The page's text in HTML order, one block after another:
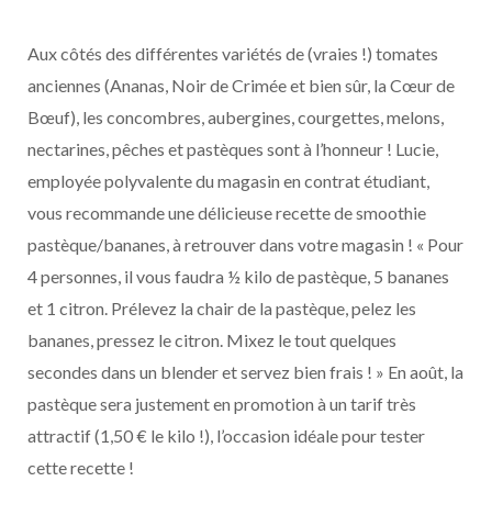
Aux côtés des différentes variétés de (vraies !) tomates
anciennes (Ananas, Noir de Crimée et bien sûr, la Cœur de
Bœuf), les concombres, aubergines, courgettes, melons,
nectarines, pêches et pastèques sont à l’honneur ! Lucie,
employée polyvalente du magasin en contrat étudiant,
vous recommande une délicieuse recette de smoothie
pastèque/bananes, à retrouver dans votre magasin ! « Pour
4 personnes, il vous faudra ½ kilo de pastèque, 5 bananes
et 1 citron. Prélevez la chair de la pastèque, pelez les
bananes, pressez le citron. Mixez le tout quelques
secondes dans un blender et servez bien frais ! » En août, la
pastèque sera justement en promotion à un tarif très
attractif (1,50 € le kilo !), l’occasion idéale pour tester
cette recette !